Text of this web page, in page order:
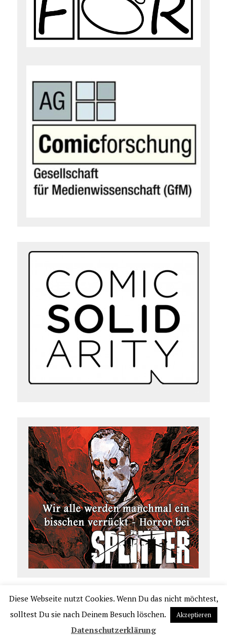
COPYRIGHT 2026 | COMIC.DE
VERLAGSAUSLIEFERUNG UND VER
TRIEB PPM
Diese Webseite nutzt Cookies. Wenn Du das nicht möchtest,
solltest Du sie nach Deinem Besuch löschen.
Akzeptieren
Datenschutzerklärung